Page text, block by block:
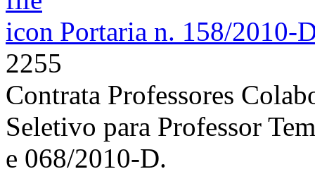
Portaria n. 158/2010-
2255
Contrata Professores
Seletivo para Professor
e 068/2010-D.